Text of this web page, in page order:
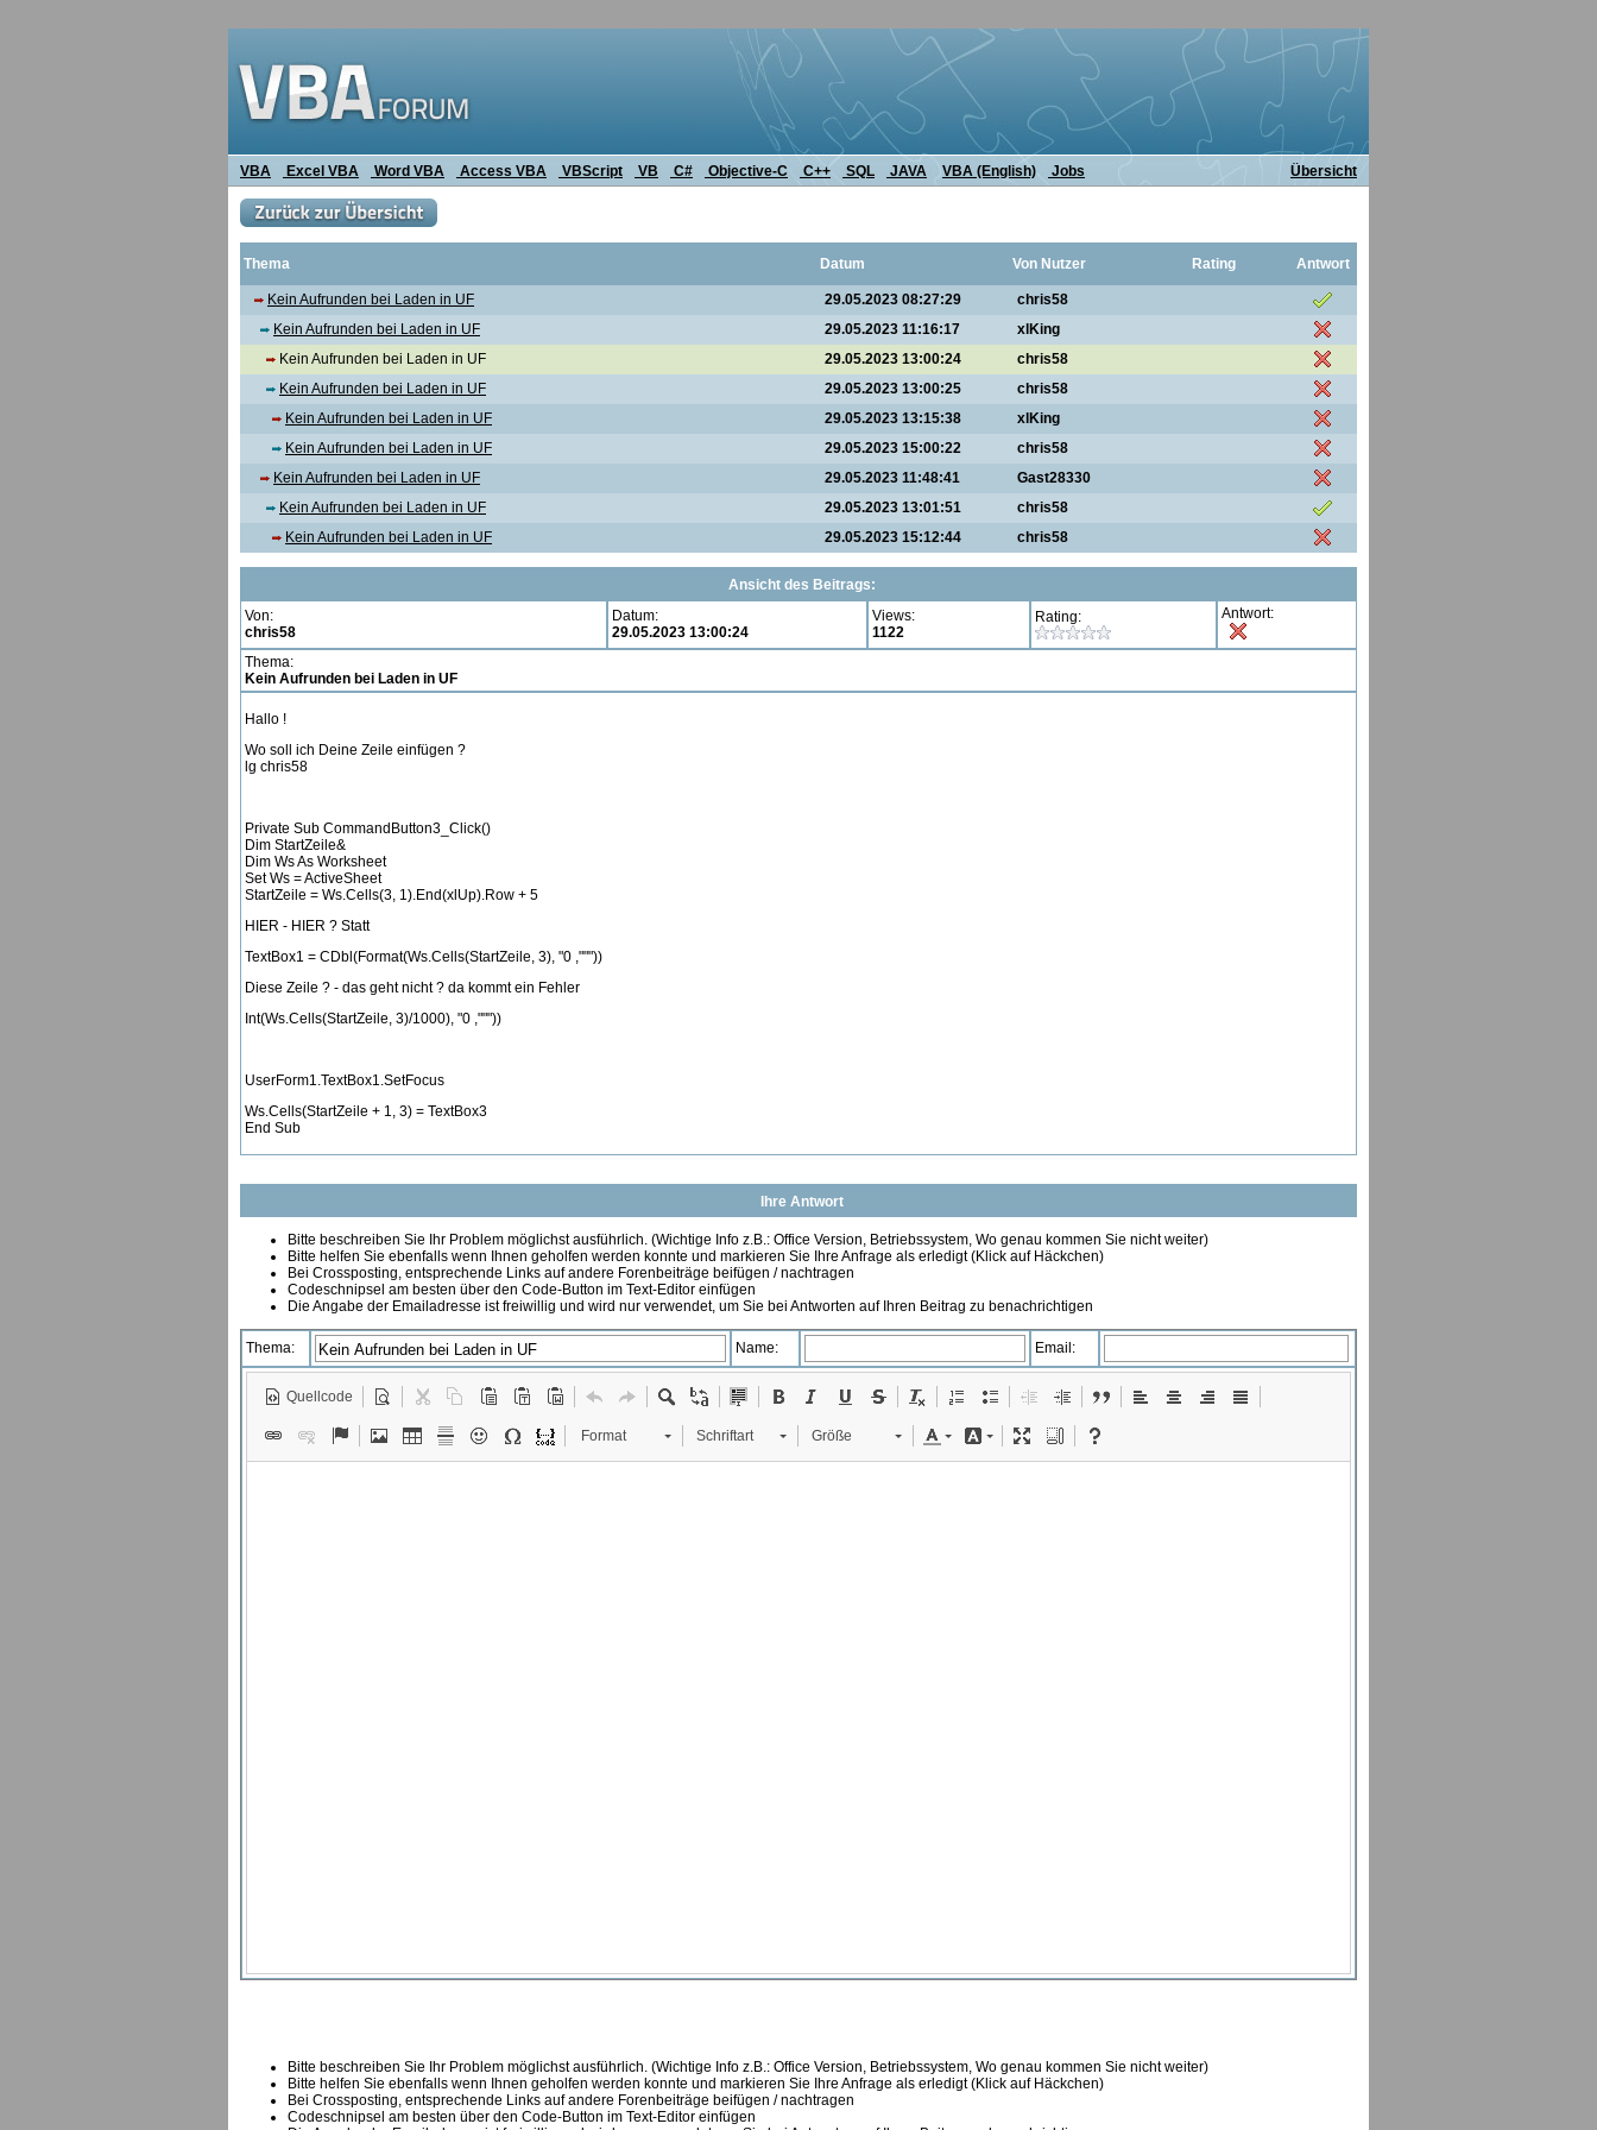
VBA Excel VBA Word VBA Access VBA VBScript VB C# Objective-C C++ SQL JAVA VBA (English) Jobs Übersicht
Thema Datum Von Nutzer Rating Antwort
Kein Aufrunden bei Laden in UF 29.05.2023 08:27:29
chris58
Kein Aufrunden bei Laden in UF
29.05.2023 11:16:17
xlKing
Kein Aufrunden bei Laden in UF
29.05.2023 13:00:24
chris58
Kein Aufrunden bei Laden in UF
29.05.2023 13:00:25
chris58
Kein Aufrunden bei Laden in UF
29.05.2023 13:15:38
xlKing
Kein Aufrunden bei Laden in UF
29.05.2023 15:00:22
chris58
Kein Aufrunden bei Laden in UF
29.05.2023 11:48:41
Gast28330
Kein Aufrunden bei Laden in UF
29.05.2023 13:01:51
chris58
Kein Aufrunden bei Laden in UF
29.05.2023 15:12:44 chris58
Ansicht des Beitrags:
Von:
chris58
Datum:
29.05.2023 13:00:24
Views:
1122
Rating: Antwort:
Thema:
Kein Aufrunden bei Laden in UF
Hallo !
Wo soll ich Deine Zeile einfügen ?
lg chris58
Private Sub CommandButton3_Click()
Dim StartZeile&
Dim Ws As Worksheet
Set Ws = ActiveSheet
StartZeile = Ws.Cells(3, 1).End(xlUp).Row + 5
HIER - HIER ? Statt
TextBox1 = CDbl(Format(Ws.Cells(StartZeile, 3), "0 ,"""))
Diese Zeile ? - das geht nicht ? da kommt ein Fehler
Int(Ws.Cells(StartZeile, 3)/1000), "0 ,"""))
UserForm1.TextBox1.SetFocus
Ws.Cells(StartZeile + 1, 3) = TextBox3
End Sub
Ihre Antwort
Bitte beschreiben Sie Ihr Problem möglichst ausführlich. (Wichtige Info z.B.: Office Version, Betriebssystem, Wo genau kommen Sie nicht weiter)
Bitte helfen Sie ebenfalls wenn Ihnen geholfen werden konnte und markieren Sie Ihre Anfrage als erledigt (Klick auf Häckchen)
Bei Crossposting, entsprechende Links auf andere Forenbeiträge beifügen / nachtragen
Codeschnipsel am besten über den Code-Button im Text-Editor einfügen
Die Angabe der Emailadresse ist freiwillig und wird nur verwendet, um Sie bei Antworten auf Ihren Beitrag zu benachrichtigen
Thema: Name: Email:
Quellcode
Format Schriftart Größe
Bitte beschreiben Sie Ihr Problem möglichst ausführlich. (Wichtige Info z.B.: Office Version, Betriebssystem, Wo genau kommen Sie nicht weiter)
Bitte helfen Sie ebenfalls wenn Ihnen geholfen werden konnte und markieren Sie Ihre Anfrage als erledigt (Klick auf Häckchen)
Bei Crossposting, entsprechende Links auf andere Forenbeiträge beifügen / nachtragen
Codeschnipsel am besten über den Code-Button im Text-Editor einfügen